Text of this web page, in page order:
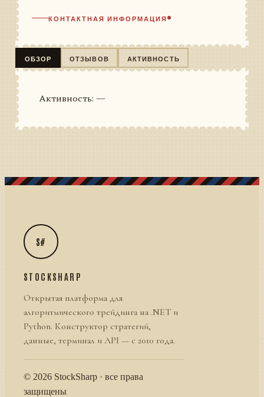
КОНТАКТНАЯ ИНФОРМАЦИЯ
ОБЗОР ОТЗЫВОВ АКТИВНОСТЬ
Активность: —
S#
STOCKSHARP
Открытая платформа для
алгоритмического трейдинга на .NET и
Python. Конструктор стратегий,
данные, терминал и API — с 2010 года.
© 2026 StockSharp · все права
защищены